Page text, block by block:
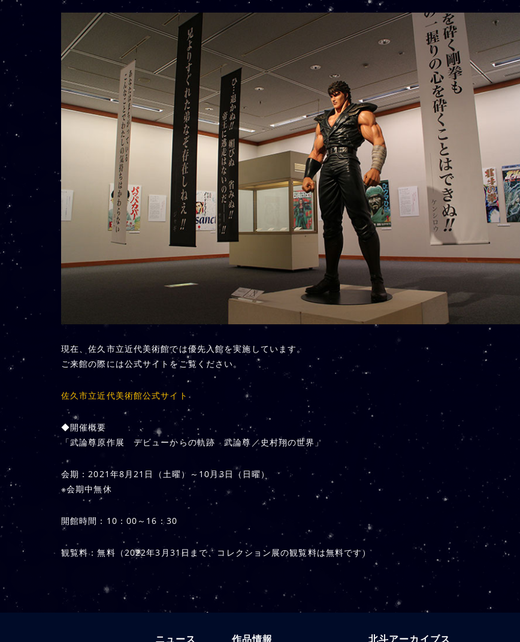
現在、佐久市立近代美術館では優先入館を実施しています。
ご来館の際には公式サイトをご覧ください。
佐久市立近代美術館公式サイト
◆開催概要
「武論尊原作展 デビューからの軌跡 武論尊／史村翔の世界」
会期：2021年8月21日（土曜）～10月3日（日曜）
※会期中無休
開館時間：10：00～16：30
観覧料：無料（2022年3月31日まで、コレクション展の観覧料は無料です）
ニュース 作品情報 北斗アーカイブス